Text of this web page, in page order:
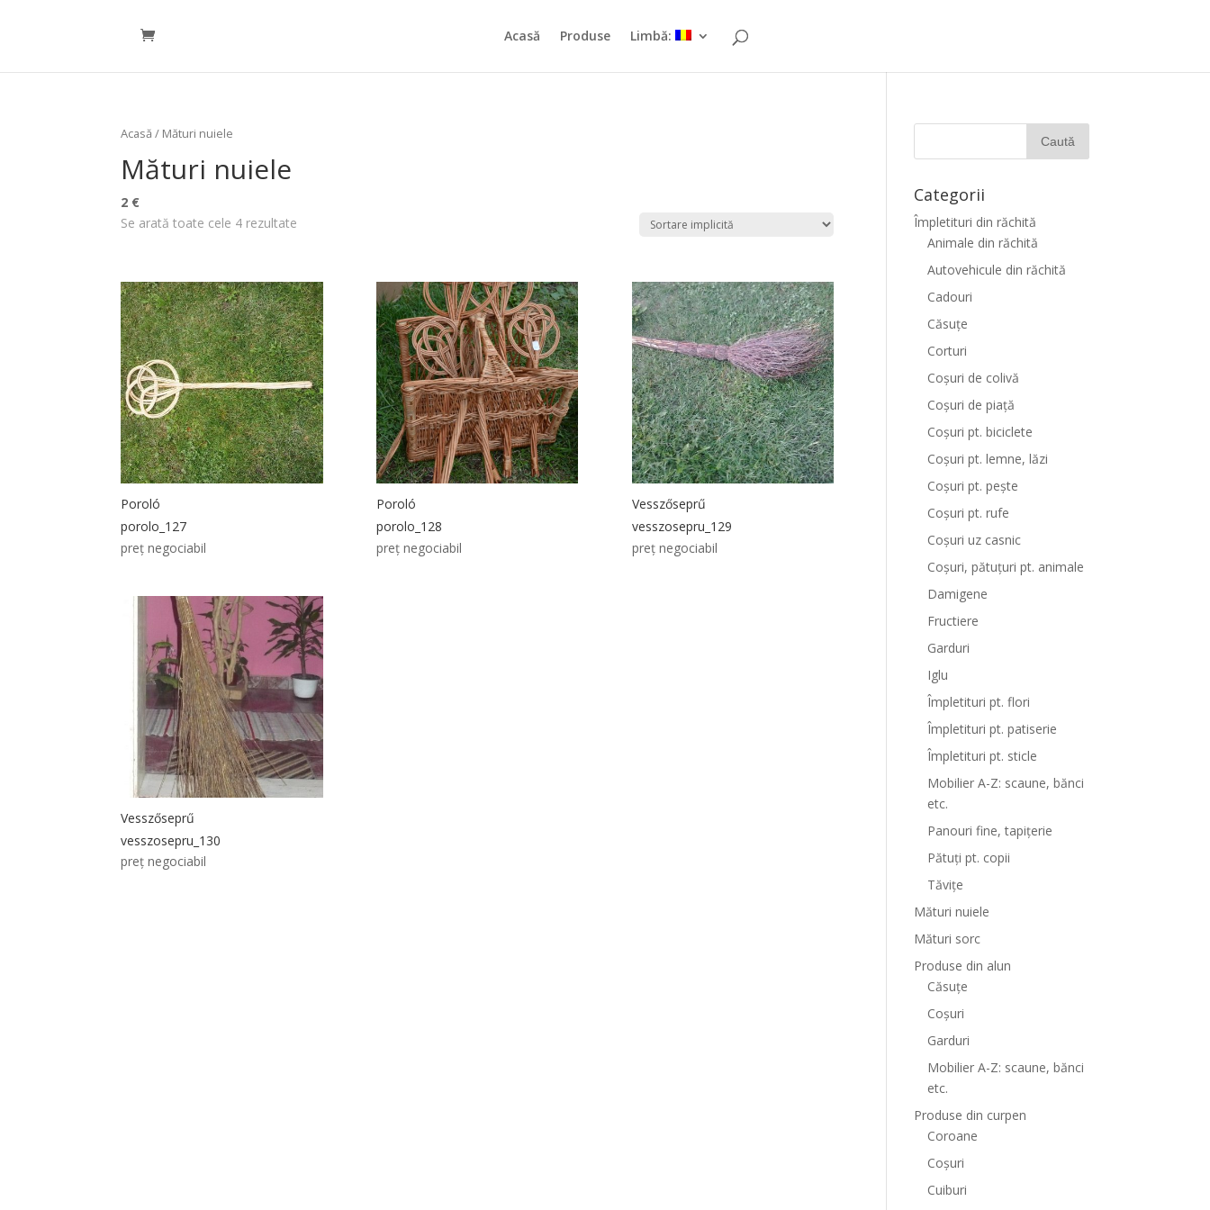
Acasă Produse Limbă:
Acasă / Mături nuiele
Mături nuiele
2 €
Se arată toate cele 4 rezultate
Poroló
porolo_127
preț negociabil
Poroló
porolo_128
preț negociabil
Vesszőseprű
vesszosepru_129
preț negociabil
Vesszőseprű
vesszosepru_130
preț negociabil
Categorii
Împletituri din răchită
Animale din răchită
Autovehicule din răchită
Cadouri
Căsuțe
Corturi
Coșuri de colivă
Coșuri de piață
Coșuri pt. biciclete
Coșuri pt. lemne, lăzi
Coșuri pt. pește
Coșuri pt. rufe
Coșuri uz casnic
Coșuri, pătuțuri pt. animale
Damigene
Fructiere
Garduri
Iglu
Împletituri pt. flori
Împletituri pt. patiserie
Împletituri pt. sticle
Mobilier A-Z: scaune, bănci
etc.
Panouri fine, tapițerie
Pătuți pt. copii
Tăvițe
Mături nuiele
Mături sorc
Produse din alun
Căsuțe
Coșuri
Garduri
Mobilier A-Z: scaune, bănci
etc.
Produse din curpen
Coroane
Coșuri
Cuiburi